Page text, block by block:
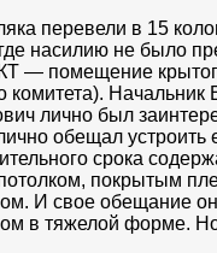
перевели в 15
насилию не было
— помещение
комитета).
лично был
обещал
срока
покрытым
И свое обещание
в тяжелой форме.